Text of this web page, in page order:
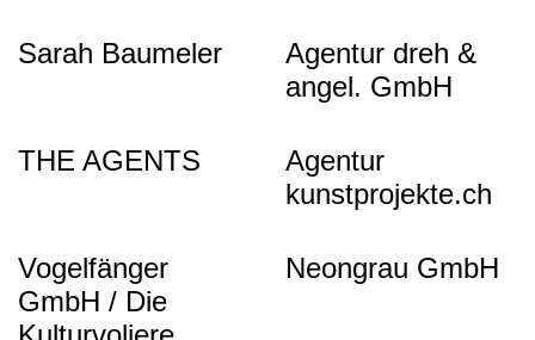
Sarah Baumeler
Agentur dreh &
angel. GmbH
THE AGENTS
Agentur
kunstprojekte.ch
Vogelfänger
GmbH / Die
Neongrau GmbH